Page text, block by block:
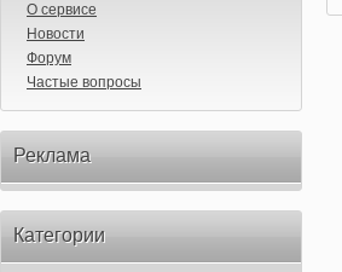
О сервисе
Новости
Форум
Частые вопросы
Реклама
Категории